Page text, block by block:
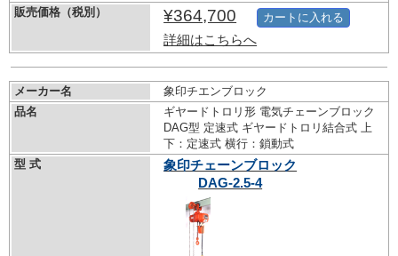
販売価格（税別）
¥364,700
詳細はこちらへ
カートに入れる
メーカー名
象印チエンブロック
品名
ギヤードトロリ形 電気チェーンブロック
DAG型 定速式 ギヤードトロリ結合式 上
下：定速式 横行：鎖動式
型 式
象印チェーンブロック
DAG-2.5-4